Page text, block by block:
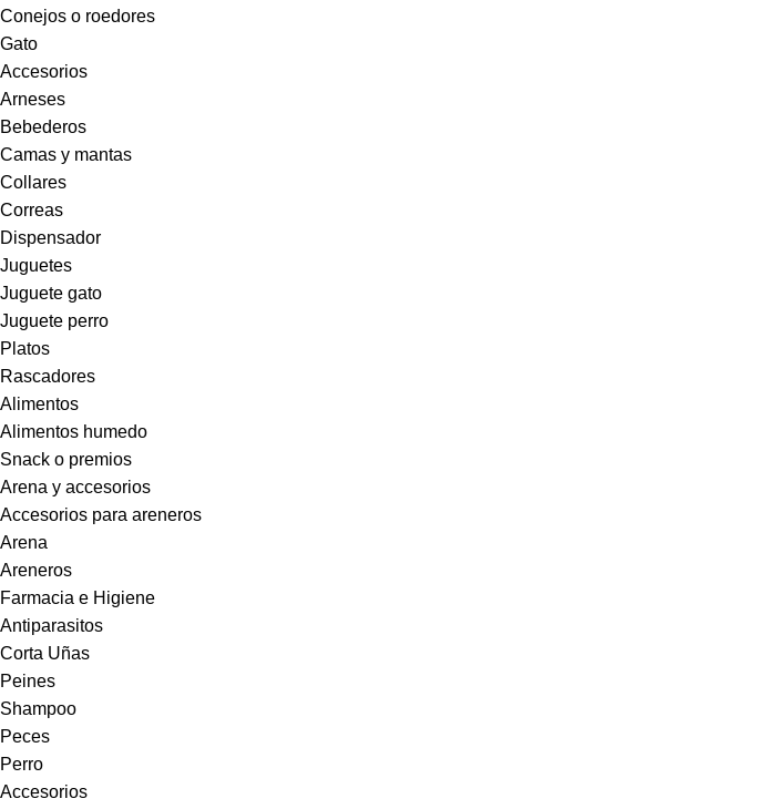
Conejos o roedores
Gato
Accesorios
Arneses
Bebederos
Camas y mantas
Collares
Correas
Dispensador
Juguetes
Juguete gato
Juguete perro
Platos
Rascadores
Alimentos
Alimentos humedo
Snack o premios
Arena y accesorios
Accesorios para areneros
Arena
Areneros
Farmacia e Higiene
Antiparasitos
Corta Uñas
Peines
Shampoo
Peces
Perro
Accesorios